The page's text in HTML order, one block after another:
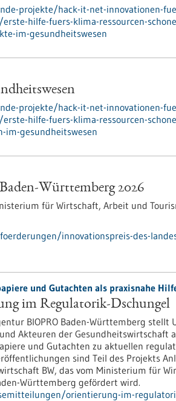
projekte/hack-it-net-innovationen-
hilfe-fuers-klima-ressourcen-
im-gesundheitswesen
projekte/hack-it-net-innovationen-
hilfe-fuers-klima-ressourcen-
im-gesundheitswesen
Württemberg 2026
für Wirtschaft, Arbeit und
innovationspreis-des-
und Gutachten als praxisnahe
im Regulatorik-Dschungel
BIOPRO Baden-Württemberg stellt
Akteuren der Gesundheitswirtschaft
und Gutachten zu aktuellen
sind Teil des Projekts
BW, das vom Ministerium für
Württemberg gefördert wird.
orientierung-im-